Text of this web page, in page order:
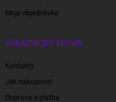
Moje objednávka
ZÁKAZNICKÝ SERVIS
Kontakty
Jak nakupovat
Doprava a platba